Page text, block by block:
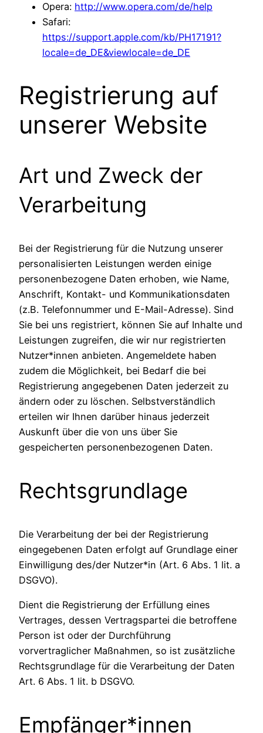
Opera: http://www.opera.com/de/help
Safari:
https://support.apple.com/kb/PH17191?
locale=de_DE&viewlocale=de_DE
Registrierung auf
unserer Website
Art und Zweck der
Verarbeitung
Bei der Registrierung für die Nutzung unserer
personalisierten Leistungen werden einige
personenbezogene Daten erhoben, wie Name,
Anschrift, Kontakt- und Kommunikationsdaten
(z.B. Telefonnummer und E-Mail-Adresse). Sind
Sie bei uns registriert, können Sie auf Inhalte und
Leistungen zugreifen, die wir nur registrierten
Nutzer*innen anbieten. Angemeldete haben
zudem die Möglichkeit, bei Bedarf die bei
Registrierung angegebenen Daten jederzeit zu
ändern oder zu löschen. Selbstverständlich
erteilen wir Ihnen darüber hinaus jederzeit
Auskunft über die von uns über Sie
gespeicherten personenbezogenen Daten.
Rechtsgrundlage
Die Verarbeitung der bei der Registrierung
eingegebenen Daten erfolgt auf Grundlage einer
Einwilligung des/der Nutzer*in (Art. 6 Abs. 1 lit. a
DSGVO).
Dient die Registrierung der Erfüllung eines
Vertrages, dessen Vertragspartei die betroffene
Person ist oder der Durchführung
vorvertraglicher Maßnahmen, so ist zusätzliche
Rechtsgrundlage für die Verarbeitung der Daten
Art. 6 Abs. 1 lit. b DSGVO.
Empfänger*innen